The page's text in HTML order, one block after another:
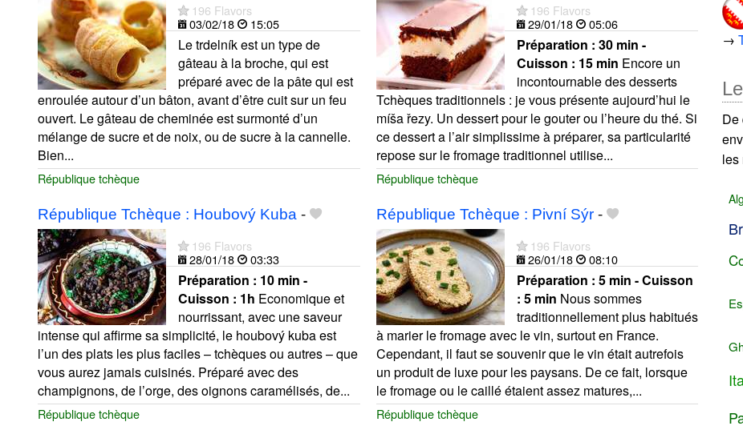
196 Flavors
03/02/18
15:05
Le trdelník est un type de
gâteau à la broche, qui est
préparé avec de la pâte qui est
enroulée autour d’un bâton, avant d’être cuit sur un feu
ouvert. Le gâteau de cheminée est surmonté d’un
mélange de sucre et de noix, ou de sucre à la cannelle.
Bien...
République tchèque
196 Flavors
29/01/18
05:06
Préparation : 30 min -
Cuisson : 15 min Encore un
incontournable des desserts
Tchèques traditionnels : je vous présente aujourd’hui le
míša řezy. Un dessert pour le gouter ou l’heure du thé. Si
ce dessert a l’air simplissime à préparer, sa particularité
repose sur le fromage traditionnel utilise...
République tchèque
République Tchèque : Houbový Kuba -
196 Flavors
28/01/18
03:33
Préparation : 10 min -
Cuisson : 1h Economique et
nourrissant, avec une saveur
intense qui affirme sa simplicité, le houbový kuba est
l’un des plats les plus faciles – tchèques ou autres – que
vous aurez jamais cuisinés. Préparé avec des
champignons, de l’orge, des oignons caramélisés, de...
République tchèque
République Tchèque : Pivní Sýr-
196 Flavors
26/01/18
08:10
Préparation : 5 min - Cuisson
: 5 min Nous sommes
traditionnellement plus habitués
à marier le fromage avec le vin, surtout en France.
Cependant, il faut se souvenir que le vin était autrefois
un produit de luxe pour les paysans. De ce fait, lorsque
le fromage ou le caillé étaient assez matures,...
République tchèque
→
De
les